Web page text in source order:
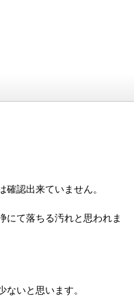
認出来ていません。
にて落ちる汚れと思われま
ないと思います。